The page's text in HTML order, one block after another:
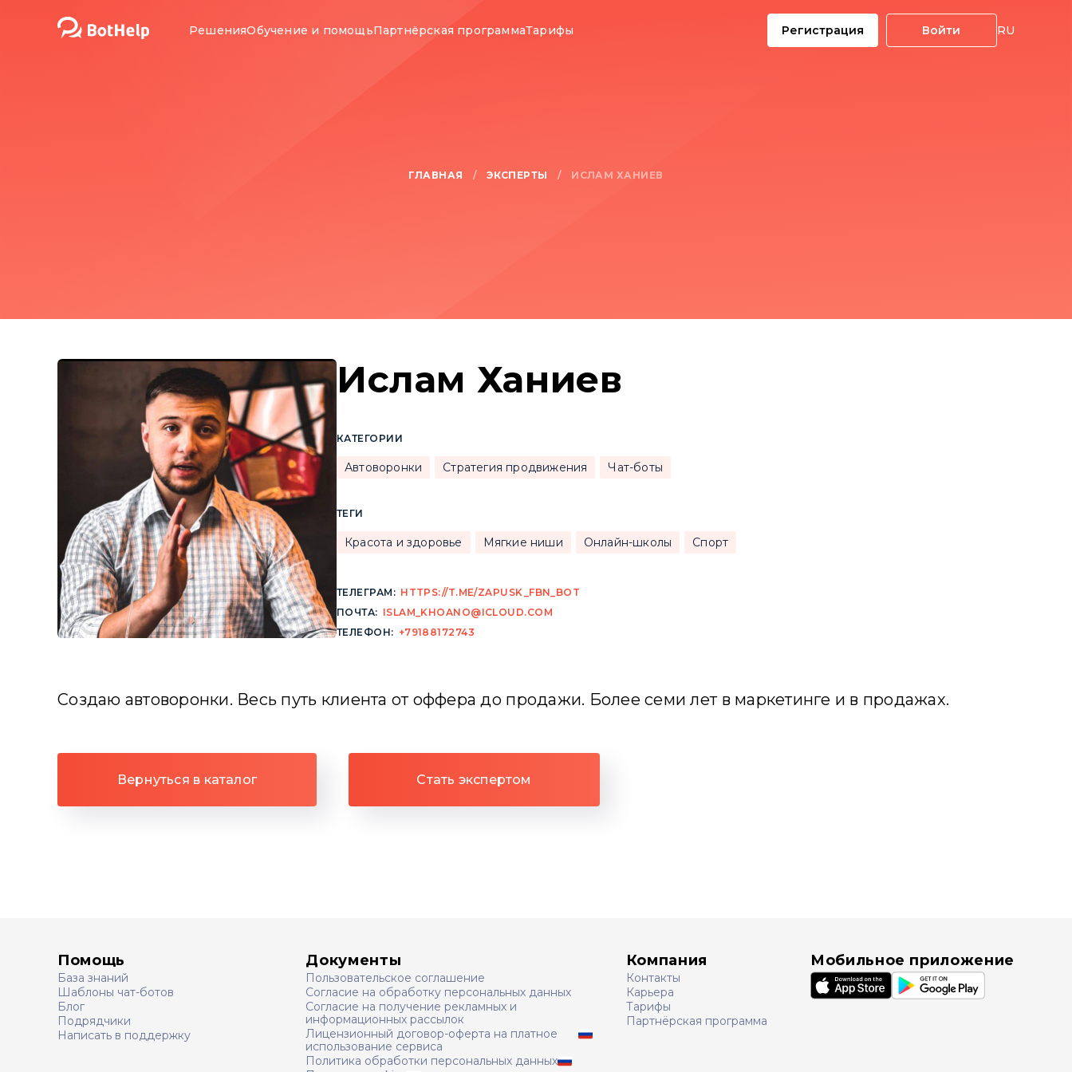
РешенияОбучение и помощьПартнёрская программаТарифы Регистрация Войти RU
ГЛАВНАЯ / ЭКСПЕРТЫ / ИСЛАМ ХАНИЕВ
Ислам Ханиев
КАТЕГОРИИ
Автоворонки Стратегия продвижения Чат-боты
ТЕГИ
Красота и здоровье Мягкие ниши Онлайн-школы Спорт
ТЕЛЕГРАМ: HTTPS://T.ME/ZAPUSK_FBN_BOT
ПОЧТА: ISLAM_KHOANO@ICLOUD.COM
ТЕЛЕФОН: +79188172743
Создаю автоворонки. Весь путь клиента от оффера до продажи. Более семи лет в маркетинге и в продажах.
Вернуться в каталог Стать экспертом
Помощь
База знаний
Шаблоны чат-ботов
Блог
Подрядчики
Написать в поддержку
Документы
Пользовательское соглашение
Согласие на обработку персональных данных
Согласие на получение рекламных и
информационных рассылок
Лицензионный договор-оферта на платное
использование сервиса
Политика обработки персональных данных
Компания
Контакты
Карьера
Тарифы
Партнёрская программа
Мобильное приложение